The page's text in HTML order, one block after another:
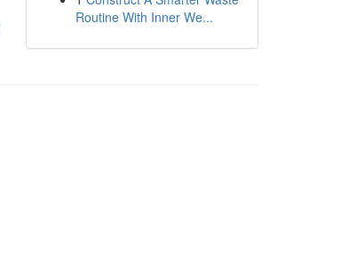
Routine With Inner We...